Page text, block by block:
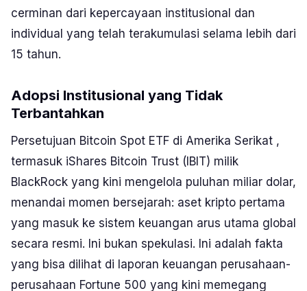
cerminan dari kepercayaan institusional dan
individual yang telah terakumulasi selama lebih dari
15 tahun.
Adopsi Institusional yang Tidak
Terbantahkan
Persetujuan Bitcoin Spot ETF di Amerika Serikat ,
termasuk iShares Bitcoin Trust (IBIT) milik
BlackRock yang kini mengelola puluhan miliar dolar,
menandai momen bersejarah: aset kripto pertama
yang masuk ke sistem keuangan arus utama global
secara resmi. Ini bukan spekulasi. Ini adalah fakta
yang bisa dilihat di laporan keuangan perusahaan-
perusahaan Fortune 500 yang kini memegang